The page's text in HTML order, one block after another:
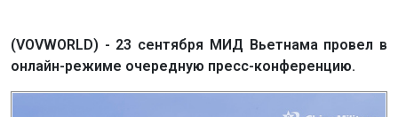
(VOVWORLD) - 23 сентября МИД Вьетнама провел в
онлайн-режиме очередную пресс-конференцию.